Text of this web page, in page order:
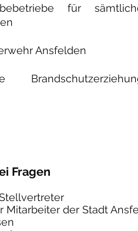
für
Ansfelden
Fragen
Mitarbeiter der Stadt